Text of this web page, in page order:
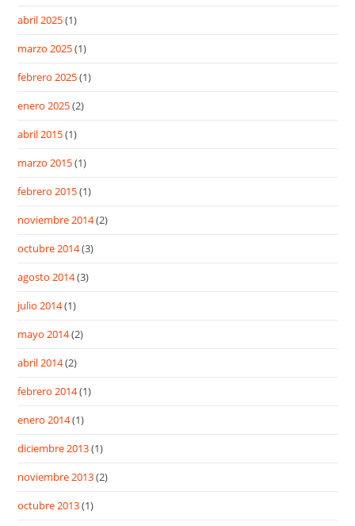
abril 2025(1)
marzo 2025(1)
febrero 2025(1)
enero 2025(2)
abril 2015(1)
marzo 2015(1)
febrero 2015(1)
noviembre 2014(2)
octubre 2014(3)
agosto 2014(3)
julio 2014(1)
mayo 2014(2)
abril 2014(2)
febrero 2014(1)
enero 2014(1)
diciembre 2013(1)
noviembre 2013(2)
octubre 2013(1)